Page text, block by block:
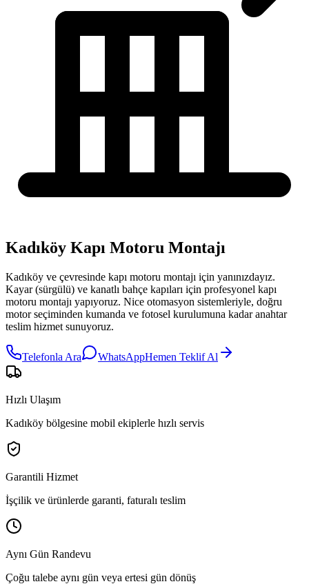
Kadıköy Kapı Motoru Montajı
Kadıköy ve çevresinde kapı motoru montajı için yanınızdayız.
Kayar (sürgülü) ve kanatlı bahçe kapıları için profesyonel kapı
motoru montajı yapıyoruz. Nice otomasyon sistemleriyle, doğru
motor seçiminden kumanda ve fotosel kurulumuna kadar anahtar
teslim hizmet sunuyoruz.
Telefonla Ara WhatsAppHemen Teklif Al
Hızlı Ulaşım
Kadıköy bölgesine mobil ekiplerle hızlı servis
Garantili Hizmet
İşçilik ve ürünlerde garanti, faturalı teslim
Aynı Gün Randevu
Çoğu talebe aynı gün veya ertesi gün dönüş